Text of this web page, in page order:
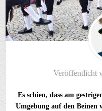
Veröffentlicht
Es schien, dass am
Umgebung auf den Beinen